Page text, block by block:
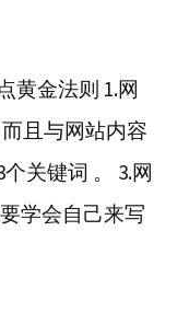
黄金法则 1.网
且与网站内容
关键词 。 3.网
学会自己来写